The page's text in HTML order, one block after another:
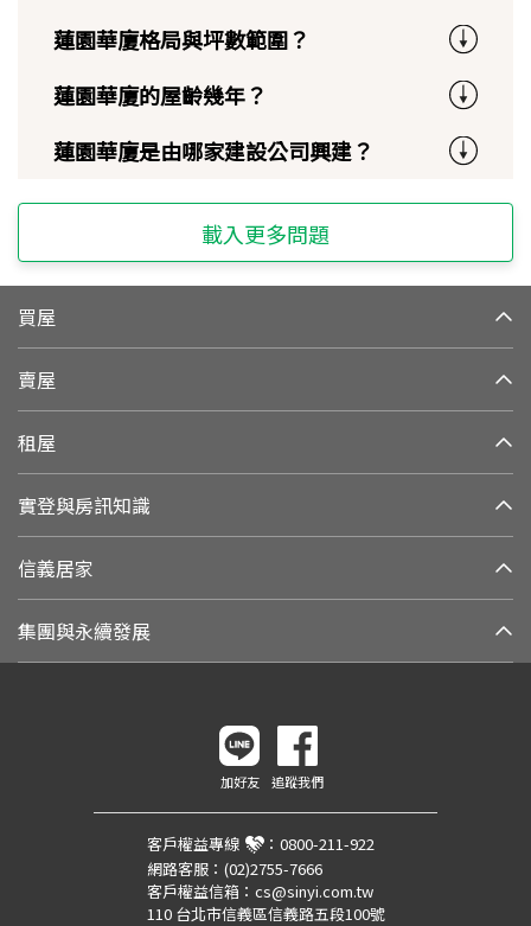
蓮園華廈格局與坪數範圍？
蓮園華廈的屋齡幾年？
蓮園華廈是由哪家建設公司興建？
載入更多問題
買屋
賣屋
租屋
實登與房訊知識
信義居家
集團與永續發展
加好友 追蹤我們
客戶權益專線 ： 0800-211-922
網路客服： (02)2755-7666
客戶權益信箱： cs@sinyi.com.tw
110 台北市信義區信義路五段100號